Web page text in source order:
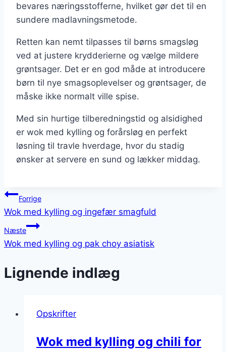
bevares næringsstofferne, hvilket gør det til en
sundere madlavningsmetode.
Retten kan nemt tilpasses til børns smagsløg
ved at justere krydderierne og vælge mildere
grøntsager. Det er en god måde at introducere
børn til nye smagsoplevelser og grøntsager, de
måske ikke normalt ville spise.
Med sin hurtige tilberedningstid og alsidighed
er wok med kylling og forårsløg en perfekt
løsning til travle hverdage, hvor du stadig
ønsker at servere en sund og lækker middag.
Indlægsnavigation
Forrige
Wok med kylling og ingefær smagfuld
Næste
Wok med kylling og pak choy asiatisk
Lignende indlæg
Opskrifter
Wok med kylling og chili for